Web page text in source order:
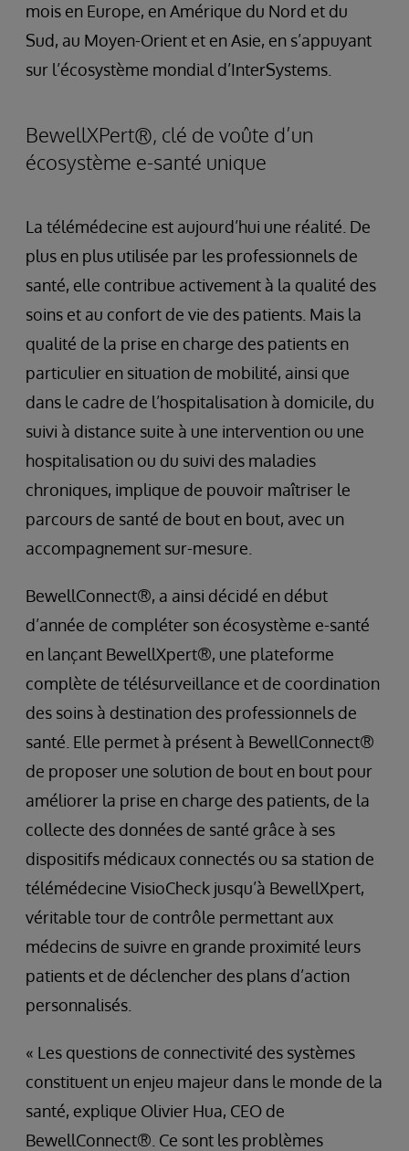
mois en Europe, en Amérique du Nord et du
Sud, au Moyen-Orient et en Asie, en s’appuyant
sur l’écosystème mondial d’InterSystems.
BewellXPert®, clé de voûte d’un
écosystème e-santé unique
La télémédecine est aujourd’hui une réalité. De
plus en plus utilisée par les professionnels de
santé, elle contribue activement à la qualité des
soins et au confort de vie des patients. Mais la
qualité de la prise en charge des patients en
particulier en situation de mobilité, ainsi que
dans le cadre de l’hospitalisation à domicile, du
suivi à distance suite à une intervention ou une
hospitalisation ou du suivi des maladies
chroniques, implique de pouvoir maîtriser le
parcours de santé de bout en bout, avec un
accompagnement sur-mesure.
BewellConnect®, a ainsi décidé en début
d’année de compléter son écosystème e-santé
en lançant BewellXpert®, une plateforme
complète de télésurveillance et de coordination
des soins à destination des professionnels de
santé. Elle permet à présent à BewellConnect®
de proposer une solution de bout en bout pour
améliorer la prise en charge des patients, de la
collecte des données de santé grâce à ses
dispositifs médicaux connectés ou sa station de
télémédecine VisioCheck jusqu’à BewellXpert,
véritable tour de contrôle permettant aux
médecins de suivre en grande proximité leurs
patients et de déclencher des plans d’action
personnalisés.
« Les questions de connectivité des systèmes
constituent un enjeu majeur dans le monde de la
santé, explique Olivier Hua, CEO de
BewellConnect®. Ce sont les problèmes